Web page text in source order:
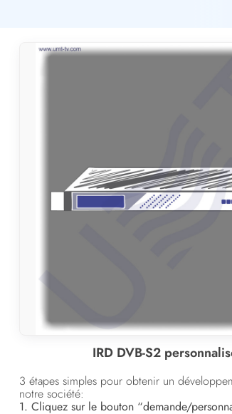
IRD DVB-S2
3 étapes simples pour obtenir un
notre société:
1. Cliquez sur le bouton “demande/